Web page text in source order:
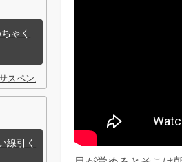
ゃく
スペンス・ノワール】韓国至上の《最凶の
線引く